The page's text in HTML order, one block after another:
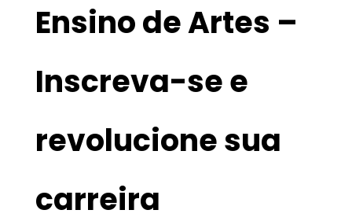
Ensino de Artes –
Inscreva-se e
revolucione sua
carreira